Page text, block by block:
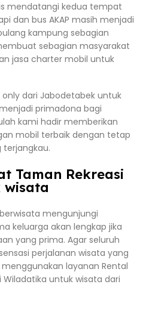
mendatangi kedua tempat
dan bus AKAP masih menjadi
kampung sebagian
sebagian masyarakat
jasa charter mobil untuk
dari Jabodetabek untuk
primadona bagi
kami hadir memberikan
mobil terbaik dengan tetap
Taman Rekreasi
mengunjungi
keluarga akan lengkap jika
yang prima. Agar seluruh
perjalanan wisata yang
layanan Rental
untuk wisata dari